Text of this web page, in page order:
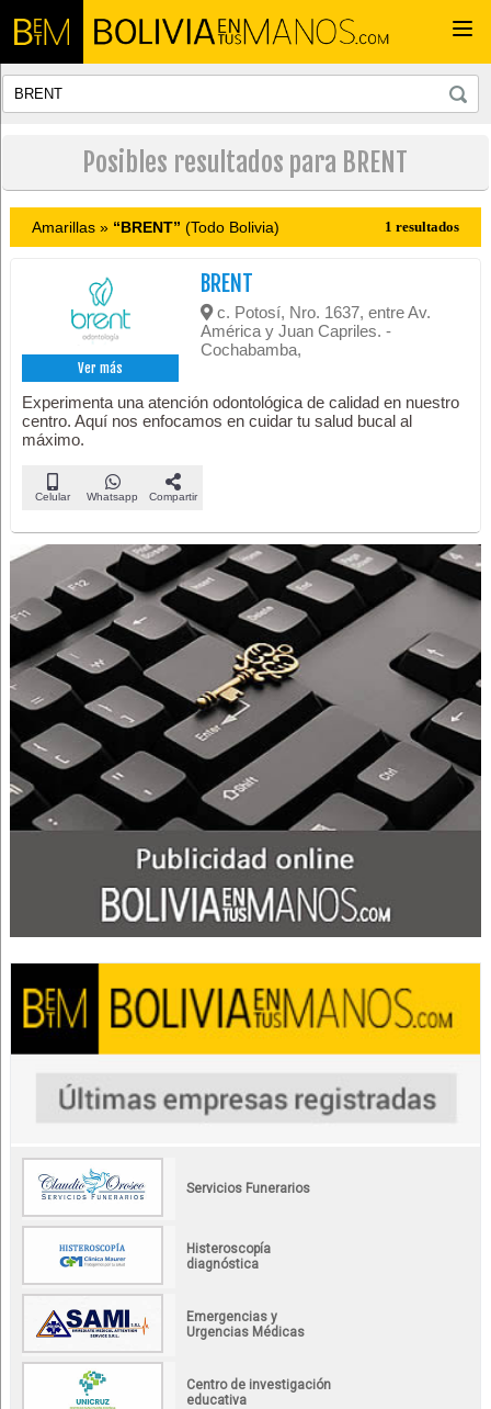
Posibles resultados para BRENT
Amarillas » “BRENT” (Todo Bolivia) 1 resultados
Ver más
BRENT
c. Potosí, Nro. 1637, entre Av.
América y Juan Capriles. -
Cochabamba,
Experimenta una atención odontológica de calidad en nuestro
centro. Aquí nos enfocamos en cuidar tu salud bucal al
máximo.
Celular Whatsapp Compartir
Servicios Funerarios
Histeroscopía
diagnóstica
Emergencias y
Urgencias Médicas
Centro de investigación
educativa